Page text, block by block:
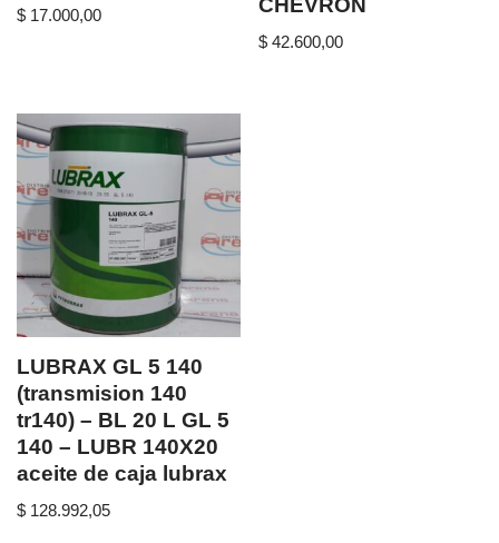
$ 17.000,00
$ 42.600,00
LUBRAX GL 5 140
(transmision 140
tr140) – BL 20 L GL 5
140 – LUBR 140X20
aceite de caja lubrax
$ 128.992,05